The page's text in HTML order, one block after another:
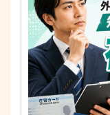
いに関する法
範を遵守しま
個人情報に関
〒125-0061
TEL：0120-
株式会社 アル